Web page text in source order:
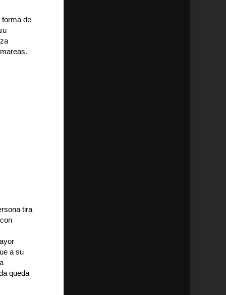
forma de
tira
a su
queda